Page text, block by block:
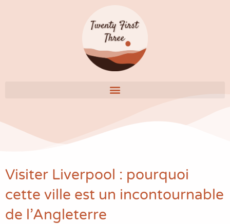
Visiter Liverpool : pourquoi
cette ville est un incontournable
de l’Angleterre